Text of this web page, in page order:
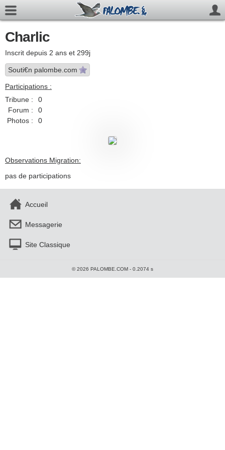
Charlic
Inscrit depuis 2 ans et 299j
Souti€n palombe.com
Participations :
Tribune :
0
Forum :
0
Photos :
0
Observations Migration:
pas de participations
Accueil
Messagerie
Site Classique
© 2026 PALOMBE.COM - 0.2074 s